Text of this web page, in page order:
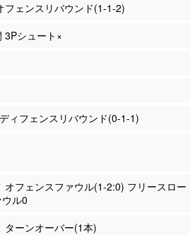
フェンスリバウンド(1-1-2)
3Pシュート×
ィフェンスリバウンド(0-1-1)
オフェンスファウル(1-2:0) フリースロー
ル0
ターンオーバー(1本)